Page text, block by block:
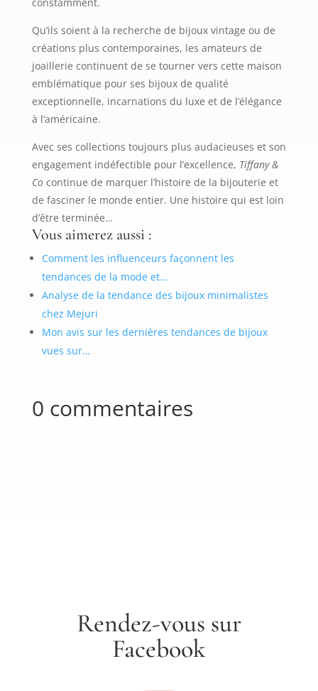
Qu’ils soient à la recherche de bijoux vintage ou de
créations plus contemporaines, les amateurs de
joaillerie continuent de se tourner vers cette maison
emblématique pour ses bijoux de qualité
exceptionnelle, incarnations du luxe et de l’élégance
à l’américaine.
Avec ses collections toujours plus audacieuses et son
engagement indéfectible pour l’excellence, Tiffany &
Cocontinue de marquer l’histoire de la bijouterie et
de fasciner le monde entier. Une histoire qui est loin
d’être terminée…
Vous aimerez aussi :
Comment les influenceurs façonnent les
tendances de la mode et…
Analyse de la tendance des bijoux minimalistes
chez Mejuri
Mon avis sur les dernières tendances de bijoux
vues sur…
0 commentaires
Rendez-vous sur
Facebook